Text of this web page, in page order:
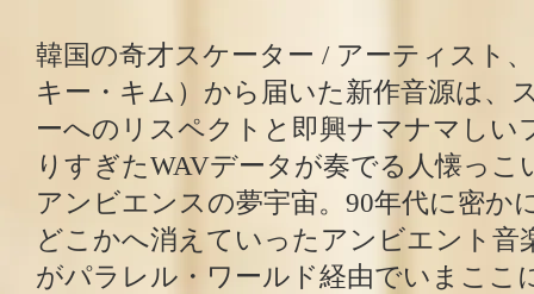
韓国の奇才スケーター / アーティスト
キー・キム）から届いた新作音源は、
ーへのリスペクトと即興ナマナマしい
りすぎたWAVデータが奏でる人懐っ
アンビエンスの夢宇宙。90年代に密か
どこかへ消えていったアンビエント音
がパラレル・ワールド経由でいまここ